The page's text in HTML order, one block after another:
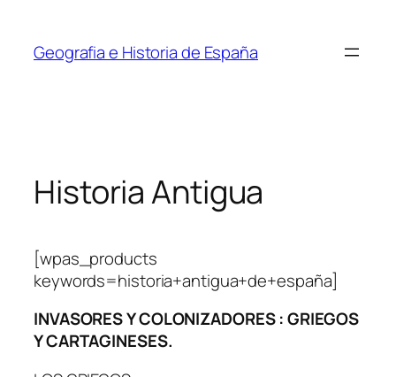
contenido
Geografia e Historia de España
Historia Antigua
[wpas_products
keywords=historia+antigua+de+españa]
INVASORES Y COLONIZADORES : GRIEGOS
Y CARTAGINESES.